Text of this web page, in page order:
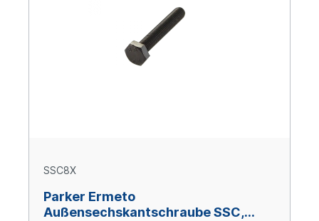
SSC8X
Parker Ermeto
Außensechskantschraube SSC,